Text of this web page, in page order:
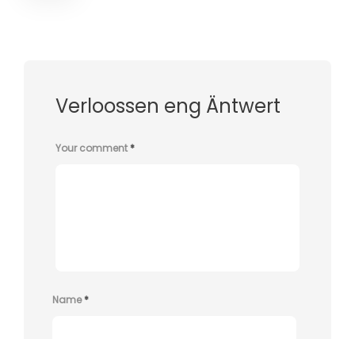
Verloossen eng Äntwert
Your comment*
Name*